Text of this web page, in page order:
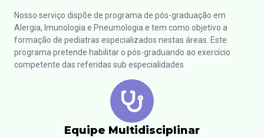
Nosso serviço dispõe de programa de pós-graduação em
Alergia, Imunologia e Pneumologia e tem como objetivo a
formação de pediatras especializados nestas áreas. Este
programa pretende habilitar o pós-graduando ao exercício
competente das referidas sub especialidades
Equipe Multidisciplinar